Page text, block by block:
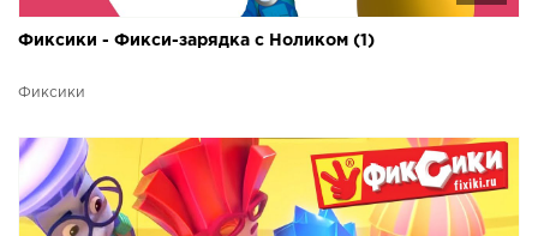
Фиксики - Фикси-зарядка с Ноликом (1)
Фиксики